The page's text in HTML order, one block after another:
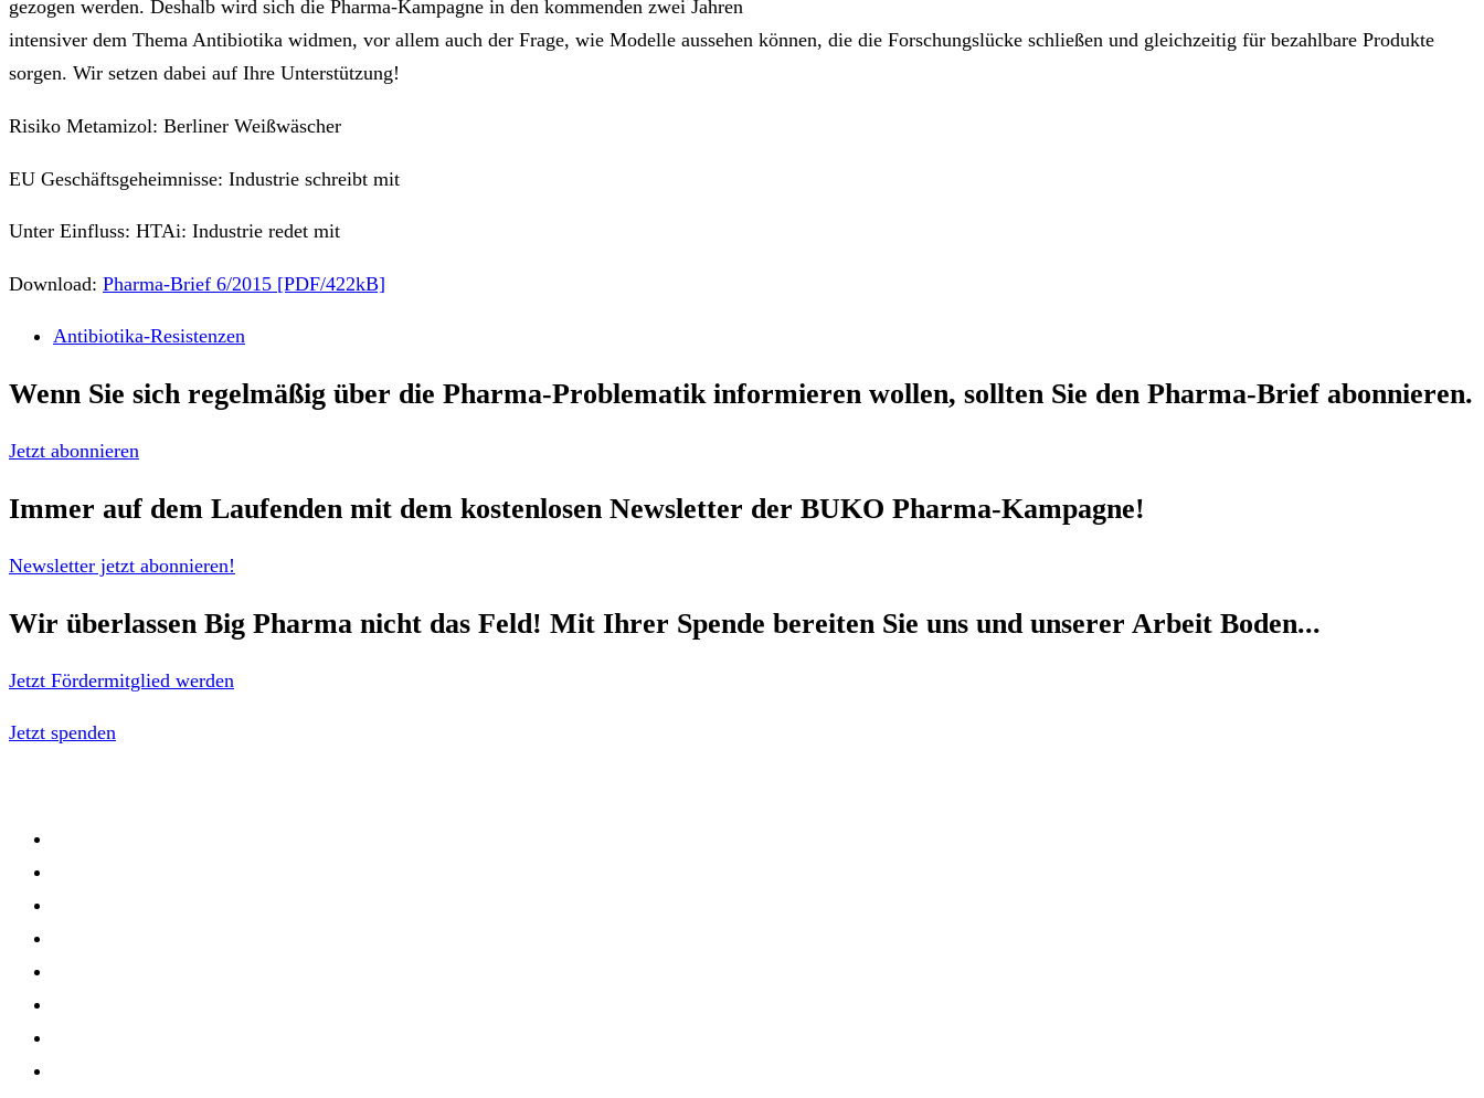
gezogen werden. Deshalb wird sich die Pharma-Kampagne in den kommenden zwei Jahren
intensiver dem Thema Antibiotika widmen, vor allem auch der Frage, wie Modelle aussehen können, die die Forschungslücke schließen und gleichzeitig für bezahlbare Produkte
sorgen. Wir setzen dabei auf Ihre Unterstützung!
Risiko Metamizol: Berliner Weißwäscher
EU Geschäftsgeheimnisse: Industrie schreibt mit
Unter Einfluss: HTAi: Industrie redet mit
Download: Pharma-Brief 6/2015 [PDF/422kB]
Antibiotika-Resistenzen
Wenn Sie sich regelmäßig über die Pharma-Problematikinformieren wollen, sollten Sie den Pharma-Brief abonnieren.
Jetzt abonnieren
Immer auf dem Laufenden mit dem kostenlosen Newsletter der BUKO Pharma-Kampagne!
Newsletter jetzt abonnieren!
Wir überlassen Big Pharma nicht das Feld! Mit Ihrer Spende bereiten Sie uns und unserer Arbeit Boden...
Jetzt Fördermitglied werden
Jetzt spenden